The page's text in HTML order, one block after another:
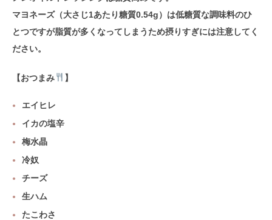
マヨネーズ（大さじ1あたり糖質0.54g）は低糖質な調味料のひ
とつですが脂質が多くなってしまうため摂りすぎには注意してく
ださい。
【おつまみ 】
エイヒレ
イカの塩辛
梅水晶
冷奴
チーズ
生ハム
たこわさ